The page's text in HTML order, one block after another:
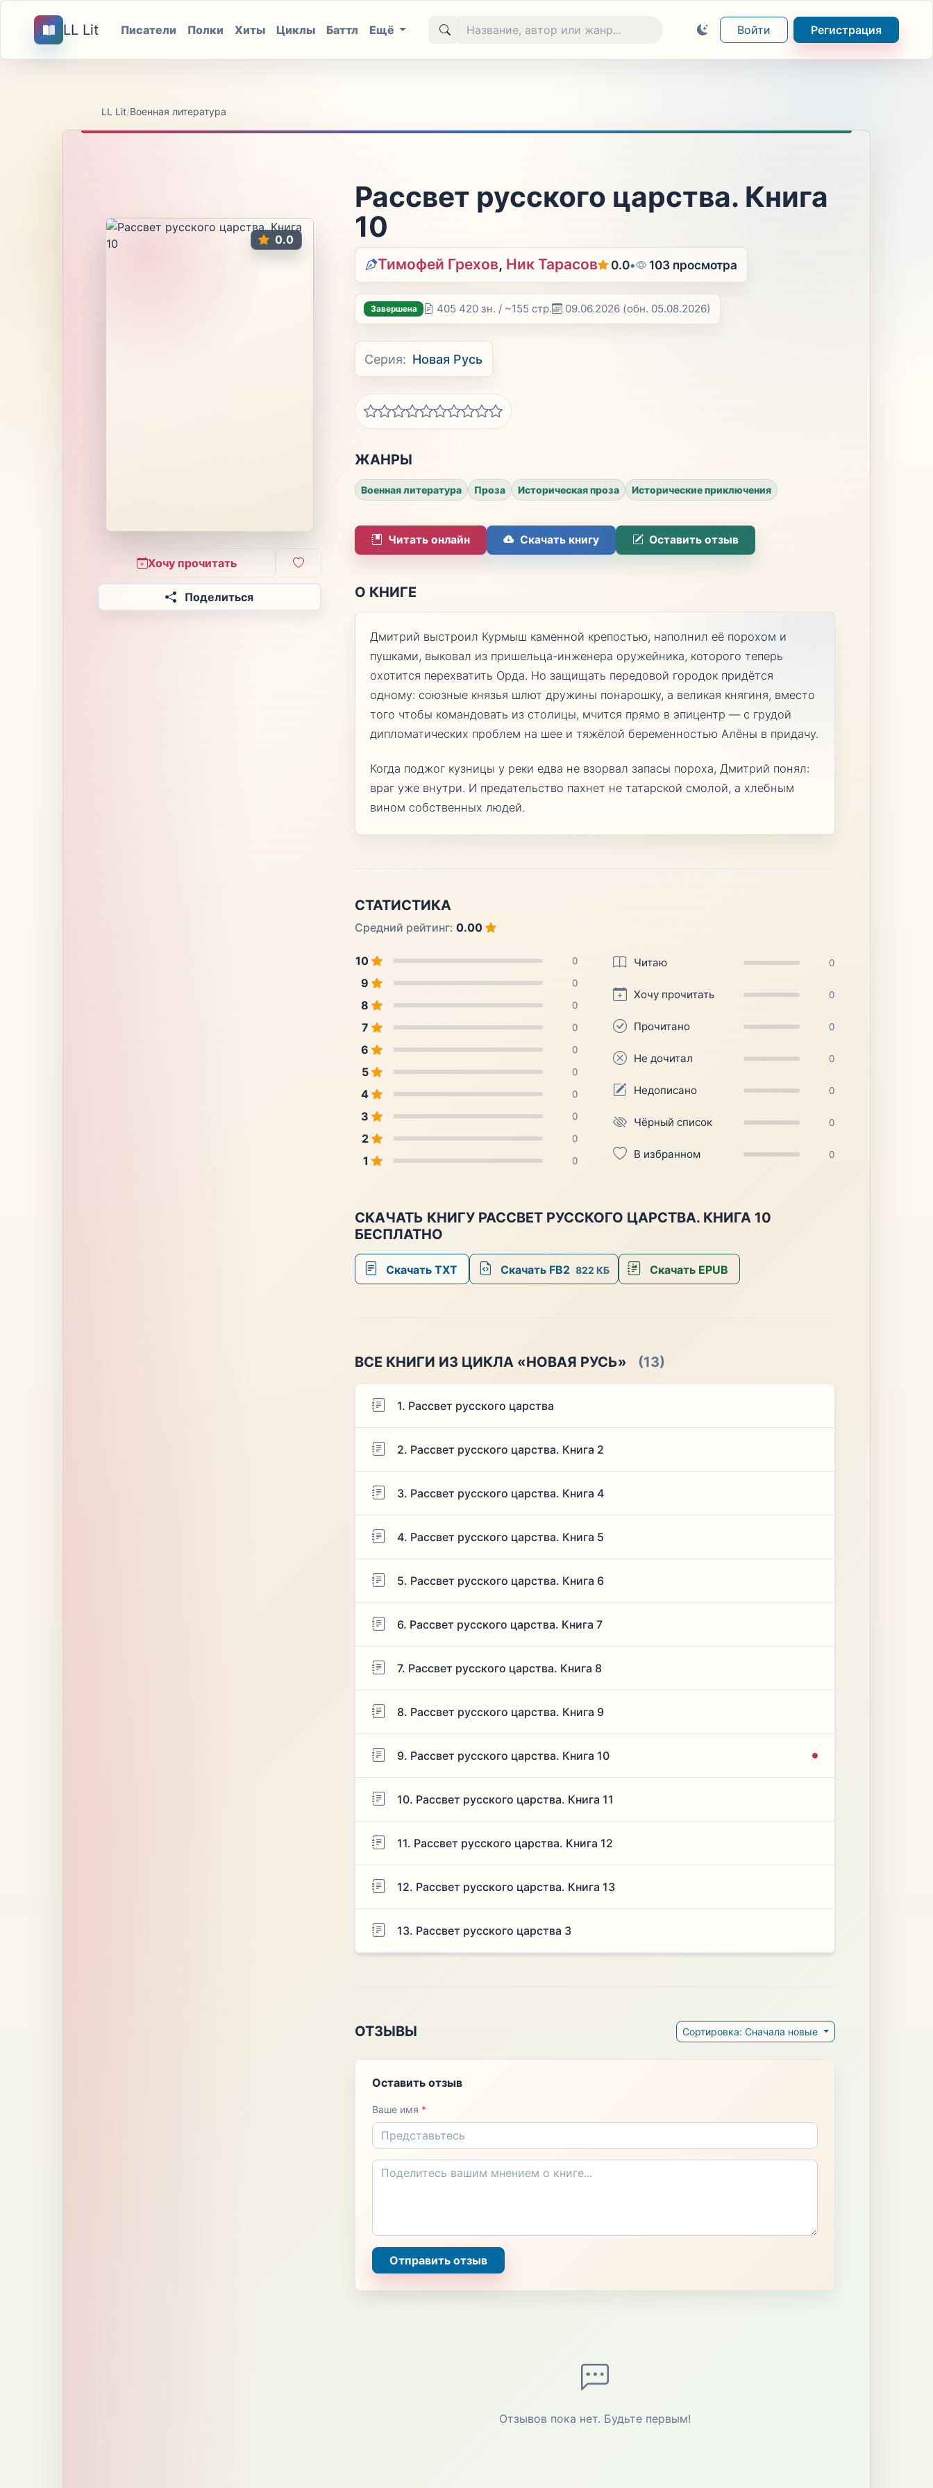
LL Lit Писатели Полки Хиты Циклы Баттл Ещё Войти Регистрация
LL Lit/Военная литература
0.0
Хочу прочитать
Поделиться
Рассвет русского царства. Книга
10
Тимофей Грехов, Ник Тарасов 0.0• 103 просмотра
Завершена 405 420 зн. / ~155 стр. 09.06.2026 (обн. 05.08.2026)
Серия: Новая Русь
ЖАНРЫ
Военная литература Проза Историческая проза Исторические приключения
Читать онлайн Скачать книгу Оставить отзыв
О КНИГЕ
Дмитрий выстроил Курмыш каменной крепостью, наполнил её порохом и
пушками, выковал из пришельца-инженера оружейника, которого теперь
охотится перехватить Орда. Но защищать передовой городок придётся
одному: союзные князья шлют дружины понарошку, а великая княгиня, вместо
того чтобы командовать из столицы, мчится прямо в эпицентр — с грудой
дипломатических проблем на шее и тяжёлой беременностью Алёны в придачу.
Когда поджог кузницы у реки едва не взорвал запасы пороха, Дмитрий понял:
враг уже внутри. И предательство пахнет не татарской смолой, а хлебным
вином собственных людей.
СТАТИСТИКА
Средний рейтинг: 0.00
10 0
9 0
8 0
7 0
6 0
5 0
4 0
3 0
2 0
1 0
Читаю 0
Хочу прочитать 0
Прочитано 0
Не дочитал 0
Недописано 0
Чёрный список 0
В избранном 0
СКАЧАТЬ КНИГУ РАССВЕТ РУССКОГО ЦАРСТВА. КНИГА 10
БЕСПЛАТНО
Скачать TXT Скачать FB2 822 КБ Скачать EPUB
ВСЕ КНИГИ ИЗ ЦИКЛА «НОВАЯ РУСЬ» (13)
1. Рассвет русского царства
2. Рассвет русского царства. Книга 2
3. Рассвет русского царства. Книга 4
4. Рассвет русского царства. Книга 5
5. Рассвет русского царства. Книга 6
6. Рассвет русского царства. Книга 7
7. Рассвет русского царства. Книга 8
8. Рассвет русского царства. Книга 9
9. Рассвет русского царства. Книга 10
10. Рассвет русского царства. Книга 11
11. Рассвет русского царства. Книга 12
12. Рассвет русского царства. Книга 13
13. Рассвет русского царства 3
ОТЗЫВЫ Сортировка: Сначала новые
Оставить отзыв
Ваше имя *
Отправить отзыв
Отзывов пока нет. Будьте первым!